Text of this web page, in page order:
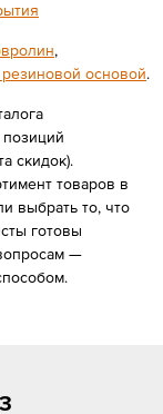
,
основой.
позиций
скидок).
товаров в
выбрать то, что
готовы
—